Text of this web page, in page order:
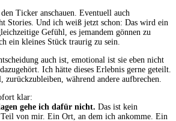
Ticker anschauen. Eventuell auch
Stories. Und ich weiß jetzt schon: Das wird ein
Gefühl, es jemandem gönnen zu
ein kleines Stück traurig zu sein.
auch ist, emotional ist sie eben nicht
Ich hätte dieses Erlebnis gerne geteilt.
zurückzubleiben, während andere aufbrechen.
klar:
gehe ich dafür nicht. Das ist kein
von mir. Ein Ort, an dem ich ankomme. Ein